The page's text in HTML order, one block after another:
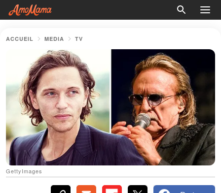
ACCUEIL MEDIA TV
GettyImages